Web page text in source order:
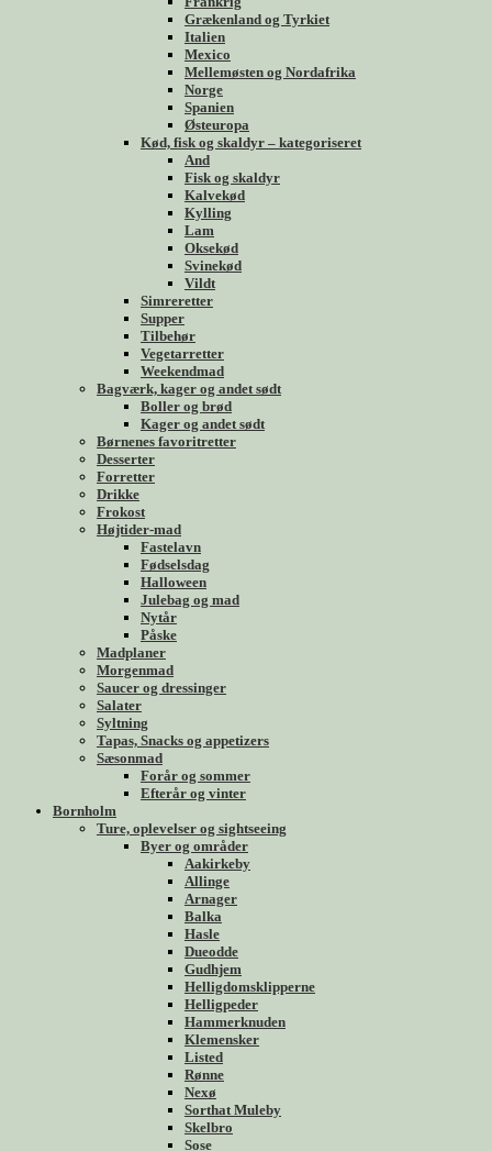
Grækenland og Tyrkiet
Italien
Mexico
Mellemøsten og Nordafrika
Norge
Spanien
Østeuropa
Kød, fisk og skaldyr – kategoriseret
And
Fisk og skaldyr
Kalvekød
Kylling
Lam
Oksekød
Svinekød
Vildt
Simreretter
Supper
Tilbehør
Vegetarretter
Weekendmad
Bagværk, kager og andet sødt
Boller og brød
Kager og andet sødt
Børnenes favoritretter
Desserter
Forretter
Drikke
Frokost
Højtider-mad
Fastelavn
Fødselsdag
Halloween
Julebag og mad
Nytår
Påske
Madplaner
Morgenmad
Saucer og dressinger
Salater
Syltning
Tapas, Snacks og appetizers
Sæsonmad
Forår og sommer
Efterår og vinter
Bornholm
Ture, oplevelser og sightseeing
Byer og områder
Aakirkeby
Allinge
Arnager
Balka
Hasle
Dueodde
Gudhjem
Helligdomsklipperne
Helligpeder
Hammerknuden
Klemensker
Listed
Rønne
Nexø
Sorthat Muleby
Skelbro
Sose